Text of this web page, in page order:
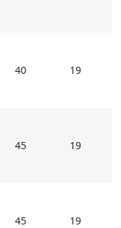
40 19
45 19
45 19